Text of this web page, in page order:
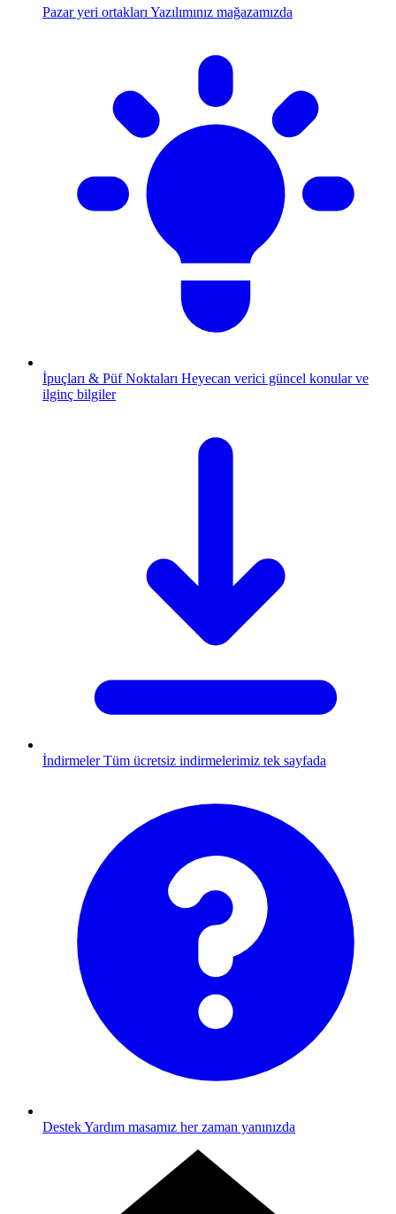
Pazar yeri ortakları Yazılımınız mağazamızda
İpuçları & Püf Noktaları Heyecan verici güncel konular ve
ilginç bilgiler
İndirmeler Tüm ücretsiz indirmelerimiz tek sayfada
DestekYardım masamız her zaman yanınızda